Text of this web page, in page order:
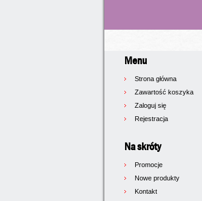
Menu
Strona główna
Zawartość koszyka
Zaloguj się
Rejestracja
Na skróty
Promocje
Nowe produkty
Kontakt